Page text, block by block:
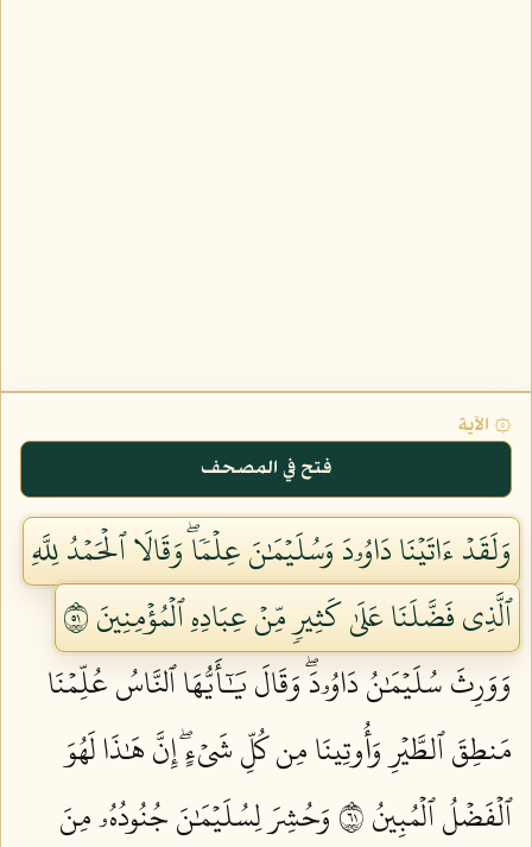
۞ الآية
فتح في المصحف
وَلَقَدۡ ءَاتَيۡنَا دَاوُۥدَ وَسُلَيۡمَٰنَ عِلۡمٗاۖ وَقَالَا ٱلۡحَمۡدُ لِلَّهِ
ٱلَّذِي فَضَّلَنَا عَلَىٰ كَثِيرٖ مِّنۡ عِبَادِهِ ٱلۡمُؤۡمِنِينَ ١٥
وَوَرِثَ سُلَيۡمَٰنُ دَاوُۥدَۖ وَقَالَ يَٰٓأَيُّهَا ٱلنَّاسُ عُلِّمۡنَا
مَنطِقَ ٱلطَّيۡرِ وَأُوتِينَا مِن كُلِّ شَيۡءٍۖ إِنَّ هَٰذَا لَهُوَ
ٱلۡفَضۡلُ ٱلۡمُبِينُ ١٦
وَحُشِرَ لِسُلَيۡمَٰنَ جُنُودُهُۥ مِنَ